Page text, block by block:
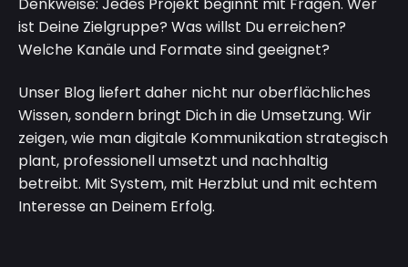
ist Deine Zielgruppe? Was willst Du erreichen?
Welche Kanäle und Formate sind geeignet?
Unser Blog liefert daher nicht nur oberflächliches
Wissen, sondern bringt Dich in die Umsetzung. Wir
zeigen, wie man digitale Kommunikation strategisch
plant, professionell umsetzt und nachhaltig
betreibt. Mit System, mit Herzblut und mit echtem
Interesse an Deinem Erfolg.